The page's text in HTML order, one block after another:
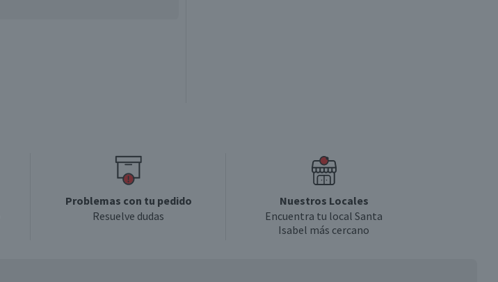
Problemas con tu pedido
Resuelve dudas
Nuestros Locales
Encuentra tu local Santa
Isabel más cercano